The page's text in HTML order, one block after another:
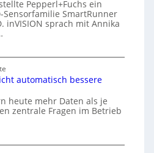
Pepperl+Fuchs ein
SmartRunner
inVISION sprach mit Annika
automatisch bessere
heute mehr Daten als je
zentrale Fragen im Betrieb